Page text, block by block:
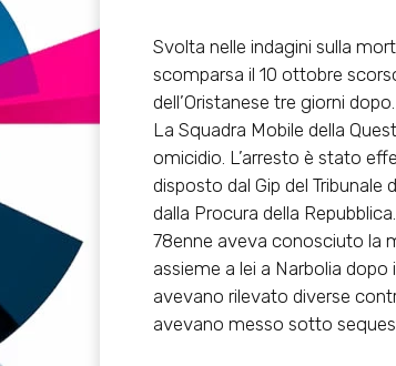
Svolta nelle indagini sulla
scomparsa il 10 ottobre
dell’Oristanese tre giorni dopo.
La Squadra Mobile della
omicidio. L’arresto è stato
disposto dal Gip del
dalla Procura della
78enne aveva conosciuto la
assieme a lei a Narbolia
avevano rilevato diverse
avevano messo sotto